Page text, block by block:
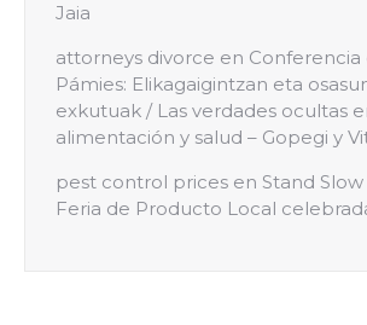
Jaia
attorneys divorce en Conferencia
Pámies: Elikagaigintzan eta
exkutuak / Las verdades ocultas
alimentación y salud – Gopegi y
pest control prices en Stand
Feria de Producto Local